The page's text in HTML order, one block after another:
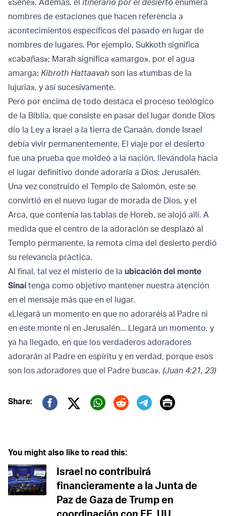
«Sene». Además, el itinerario por el desierto enumera
nombres de estaciones que hacen referencia a
acontecimientos específicos del pasado en lugar de
nombres de lugares. Por ejemplo, Sukkoth significa
«cabañas»; Marah significa «amargo», por el agua
amarga; Kibroth Hattaavah son las «tumbas de la
lujuria», y así sucesivamente.
Pero por encima de todo destaca el proceso teológico
de la Biblia, que consiste en pasar del lugar donde Dios
dio la Ley a Israel a la tierra de Canaán, donde Israel
debía vivir permanentemente. El viaje por el desierto
fue una prueba que moldeó a la nación, llevándola hacia
el lugar definitivo donde adoraría a Dios: Jerusalén.
Una vez construido el Templo de Salomón, este se
convirtió en el nuevo lugar de morada de Dios, y el
Arca, que contenía las tablas de Horeb, se alojó allí. A
medida que el centro de la adoración se desplazó al
Templo permanente, la remota cima del desierto perdió
su relevancia práctica.
Al final, tal vez el misterio de la ubicación del monte
Sinaítenga como objetivo mantener nuestra atención
en el mensaje más que en el lugar.
«Llegará un momento en que no adoraréis al Padre ni
en este monte ni en Jerusalén... Llegará un momento, y
ya ha llegado, en que los verdaderos adoradores
adorarán al Padre en espíritu y en verdad, porque esos
son los adoradores que el Padre busca». (Juan 4:21, 23)
Share:
Twitter (X)
Print
You might also like to read this:
Israel no contribuirá
financieramente a la Junta de
Paz de Gaza de Trump en